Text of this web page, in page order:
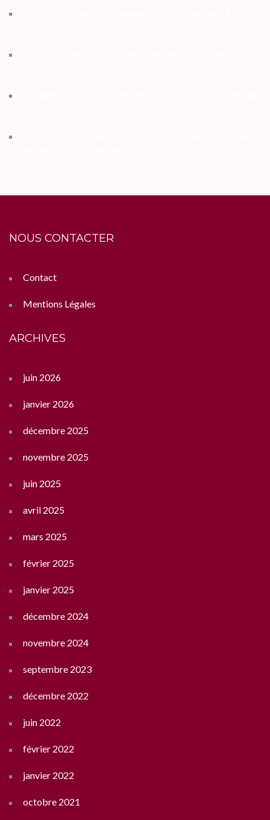
NOUS CONTACTER
Contact
Mentions Légales
ARCHIVES
juin 2026
janvier 2026
décembre 2025
novembre 2025
juin 2025
avril 2025
mars 2025
février 2025
janvier 2025
décembre 2024
novembre 2024
septembre 2023
décembre 2022
juin 2022
février 2022
janvier 2022
octobre 2021